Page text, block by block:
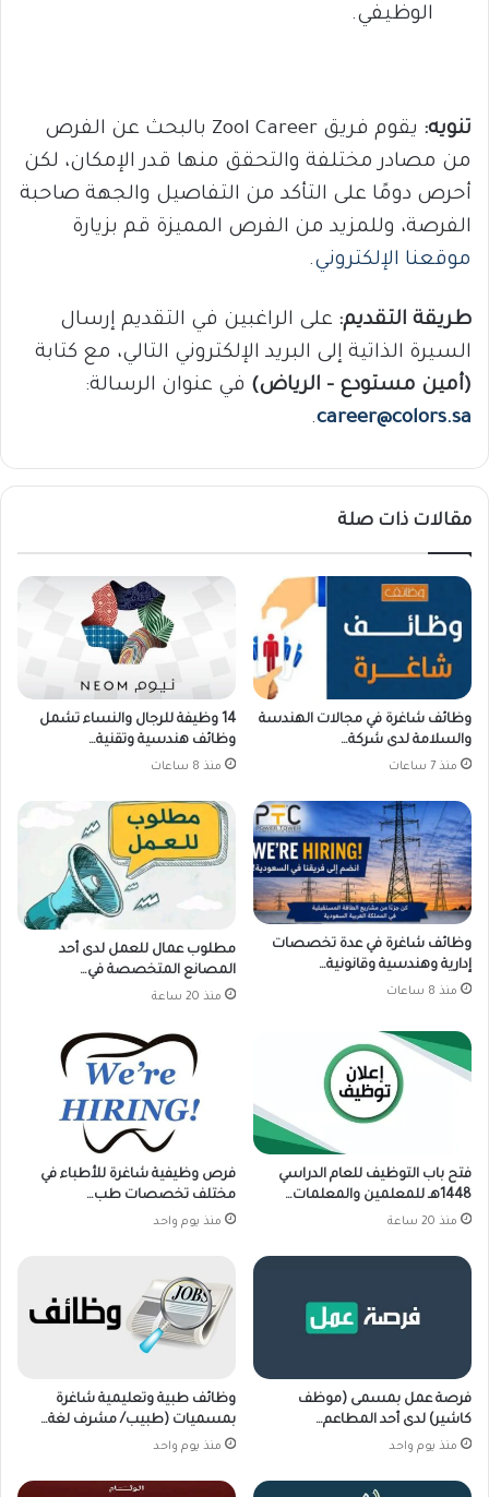
الوظيفي.
تنويه:
يقوم فريق Zool Career بالبحث عن الفرص
من مصادر مختلفة والتحقق منها قدر الإمكان، لكن
أحرص دومًا على التأكد من التفاصيل والجهة صاحبة
الفرصة، وللمزيد من الفرص المميزة قم بزيارة
موقعنا الإلكتروني.
طريقة التقديم: على الراغبين في التقديم إرسال
السيرة الذاتية إلى البريد الإلكتروني التالي، مع كتابة
(أمين مستودع – الرياض) في عنوان الرسالة:
career@colors.sa
.
مقالات ذات صلة
وظائف شاغرة في مجالات الهندسة
والسلامة لدى شركة…
منذ 7 ساعات
14 وظيفة للرجال والنساء تشمل
وظائف هندسية وتقنية…
منذ 8 ساعات
وظائف شاغرة في عدة تخصصات
إدارية وهندسية وقانونية…
منذ 8 ساعات
مطلوب عمال للعمل لدى أحد
المصانع المتخصصة في…
منذ 20 ساعة
فتح باب التوظيف للعام الدراسي
1448هـ للمعلمين والمعلمات…
منذ 20 ساعة
فرص وظيفية شاغرة للأطباء في
مختلف تخصصات طب…
منذ يوم واحد
فرصة عمل بمسمى (موظف
كاشير) لدى أحد المطاعم…
منذ يوم واحد
وظائف طبية وتعليمية شاغرة
بمسميات (طبيب/ مشرف لغة…
منذ يوم واحد